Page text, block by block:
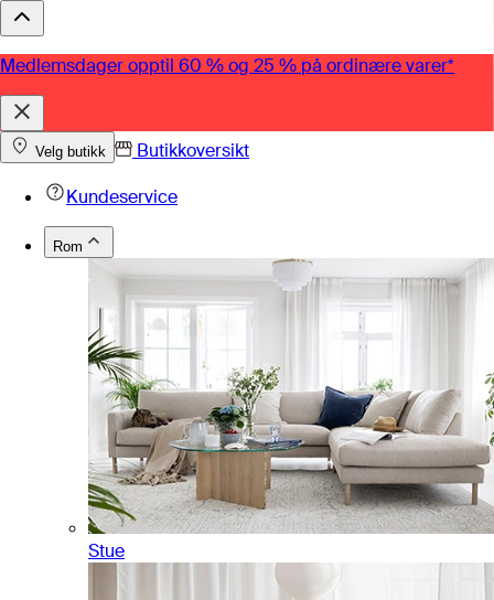
Medlemsdager opptil 60 % og 25 % på ordinære varer*
Velg butikk
Butikkoversikt
Kundeservice
Rom
Stue